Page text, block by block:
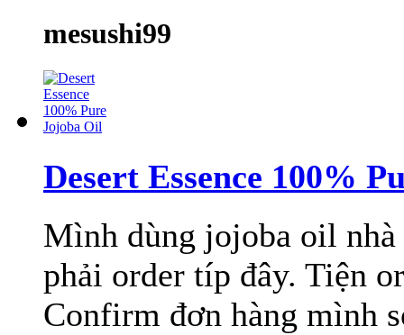
mesushi99
Desert Essence 100%
Mình dùng jojoba oil
phải order típ đây. Tiện
Confirm đơn hàng mình